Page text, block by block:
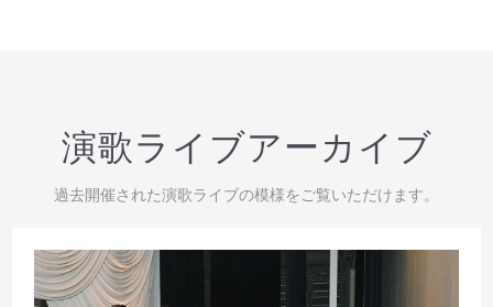
演歌ライブアーカイブ
過去開催された演歌ライブの模様をご覧いただけます。